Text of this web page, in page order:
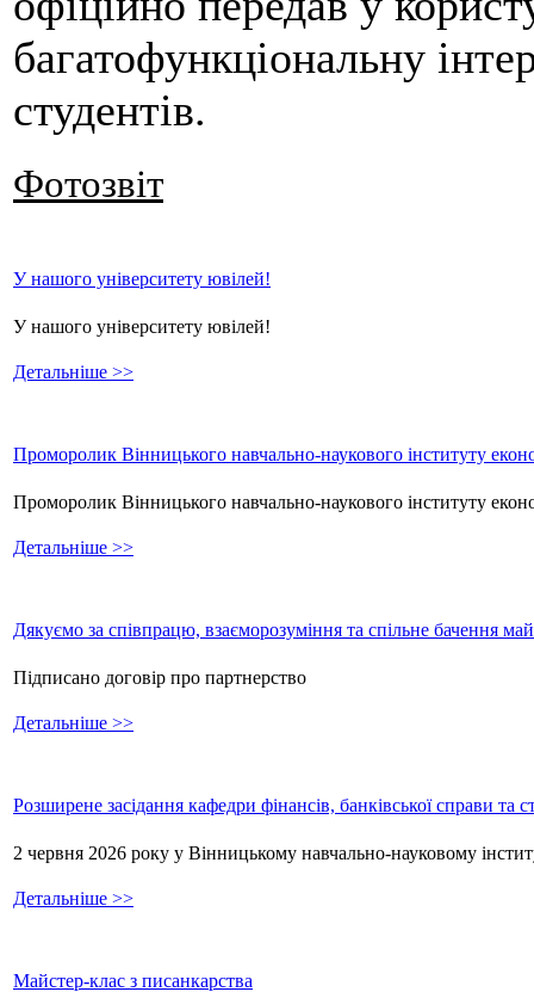
багатофункціональну
студентів.
Фотозвіт
У нашого університету ювілей!
У нашого університету ювілей!
Детальніше >>
Проморолик Вінницького навчально-наукового інституту
Проморолик Вінницького навчально-наукового інституту
Детальніше >>
Дякуємо за співпрацю, взаєморозуміння та спільне бачення
Підписано договір про партнерство
Детальніше >>
Розширене засідання кафедри фінансів, банківської справи та
2 червня 2026 року у Вінницькому навчально-науковому
Детальніше >>
Майстер-клас з писанкарства